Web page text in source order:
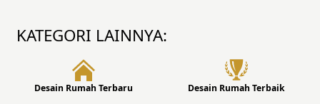
KATEGORI LAINNYA:
Desain Rumah Terbaru Desain Rumah Terbaik